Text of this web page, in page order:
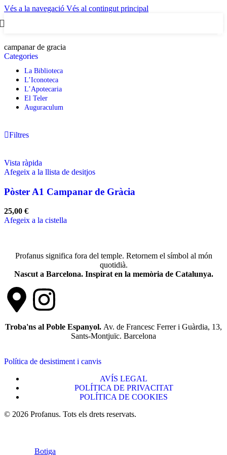
Vés a la navegació Vés al contingut principal
campanar de gracia
Categories
La Biblioteca
L’Iconoteca
L’Apotecaria
El Teler
Auguraculum
Filtres
Vista ràpida
Afegeix a la llista de desitjos
Pòster A1 Campanar de Gràcia
25,00 €
Afegeix a la cistella
Profanus significa fora del temple. Retornem el símbol al món
quotidià.
Nascut a Barcelona. Inspirat en la memòria de Catalunya.
Troba'ns al Poble Espanyol. Av. de Francesc Ferrer i Guàrdia, 13,
Sants-Montjuïc. Barcelona
Política de desistiment i canvis
AVÍS LEGAL
POLÍTICA DE PRIVACITAT
POLÍTICA DE COOKIES
© 2026 Profanus. Tots els drets reservats.
Botiga